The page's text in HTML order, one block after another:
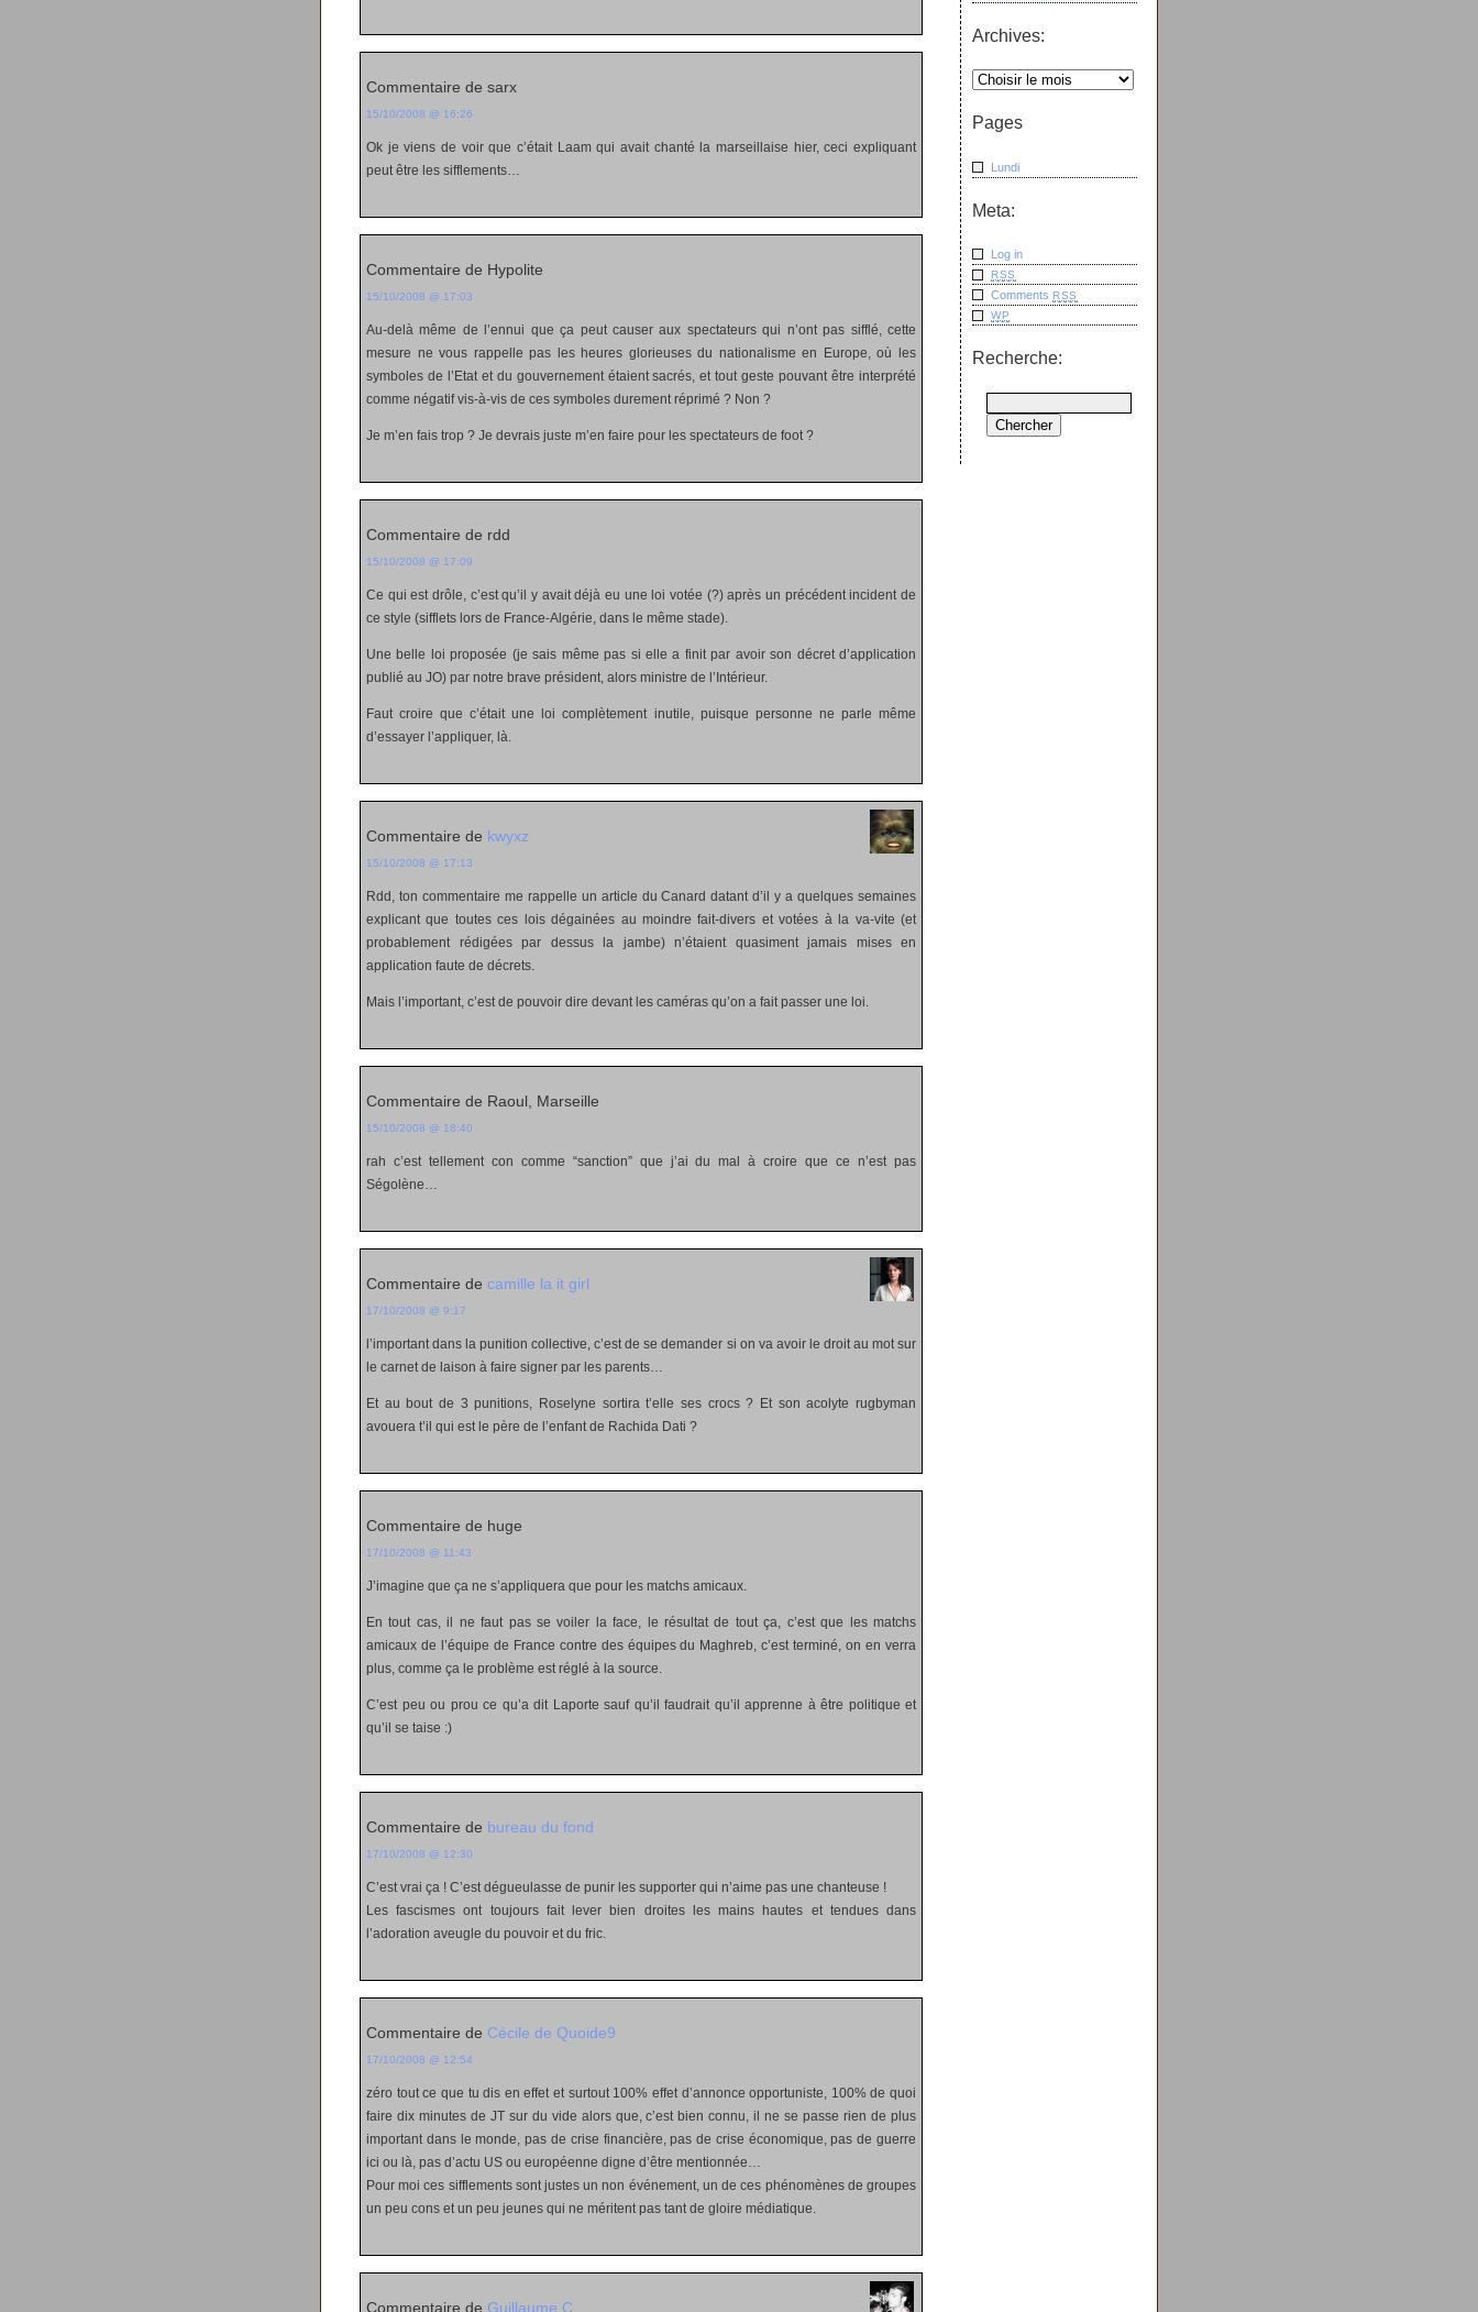
Commentaire de sarx
15/10/2008 @ 16:26
Ok je viens de voir que c’était Laam qui avait chanté la marseillaise hier, ceci expliquant
peut être les sifflements…
Commentaire de Hypolite
15/10/2008 @ 17:03
Au-delà même de l’ennui que ça peut causer aux spectateurs qui n’ont pas sifflé, cette
mesure ne vous rappelle pas les heures glorieuses du nationalisme en Europe, où les
symboles de l’Etat et du gouvernement étaient sacrés, et tout geste pouvant être interprété
comme négatif vis-à-vis de ces symboles durement réprimé ? Non ?
Je m’en fais trop ? Je devrais juste m’en faire pour les spectateurs de foot ?
Commentaire de rdd
15/10/2008 @ 17:09
Ce qui est drôle, c’est qu’il y avait déjà eu une loi votée (?) après un précédent incident de
ce style (sifflets lors de France-Algérie, dans le même stade).
Une belle loi proposée (je sais même pas si elle a finit par avoir son décret d’application
publié au JO) par notre brave président, alors ministre de l’Intérieur.
Faut croire que c’était une loi complètement inutile, puisque personne ne parle même
d’essayer l’appliquer, là.
Commentaire de kwyxz
15/10/2008 @ 17:13
Rdd, ton commentaire me rappelle un article du Canard datant d’il y a quelques semaines
explicant que toutes ces lois dégainées au moindre fait-divers et votées à la va-vite (et
probablement rédigées par dessus la jambe) n’étaient quasiment jamais mises en
application faute de décrets.
Mais l’important, c’est de pouvoir dire devant les caméras qu’on a fait passer une loi.
Commentaire de Raoul, Marseille
15/10/2008 @ 18:40
rah c’est tellement con comme “sanction” que j’ai du mal à croire que ce n’est pas
Ségolène…
Commentaire de camille la it girl
17/10/2008 @ 9:17
l’important dans la punition collective, c’est de se demander si on va avoir le droit au mot sur
le carnet de laison à faire signer par les parents…
Et au bout de 3 punitions, Roselyne sortira t’elle ses crocs ? Et son acolyte rugbyman
avouera t’il qui est le père de l’enfant de Rachida Dati ?
Commentaire de huge
17/10/2008 @ 11:43
J’imagine que ça ne s’appliquera que pour les matchs amicaux.
En tout cas, il ne faut pas se voiler la face, le résultat de tout ça, c’est que les matchs
amicaux de l’équipe de France contre des équipes du Maghreb, c’est terminé, on en verra
plus, comme ça le problème est réglé à la source.
C’est peu ou prou ce qu’a dit Laporte sauf qu’il faudrait qu’il apprenne à être politique et
qu’il se taise :)
Commentaire de bureau du fond
17/10/2008 @ 12:30
C’est vrai ça ! C’est dégueulasse de punir les supporter qui n’aime pas une chanteuse !
Les fascismes ont toujours fait lever bien droites les mains hautes et tendues dans
l’adoration aveugle du pouvoir et du fric.
Commentaire de Cécile de Quoide9
17/10/2008 @ 12:54
zéro tout ce que tu dis en effet et surtout 100% effet d’annonce opportuniste, 100% de quoi
faire dix minutes de JT sur du vide alors que, c’est bien connu, il ne se passe rien de plus
important dans le monde, pas de crise financière, pas de crise économique, pas de guerre
ici ou là, pas d’actu US ou européenne digne d’être mentionnée…
Pour moi ces sifflements sont justes un non événement, un de ces phénomènes de groupes
un peu cons et un peu jeunes qui ne méritent pas tant de gloire médiatique.
Commentaire de Guillaume C.
Archives:
Pages
Lundi
Meta:
Log in
RSS
Comments RSS
WP
Recherche: